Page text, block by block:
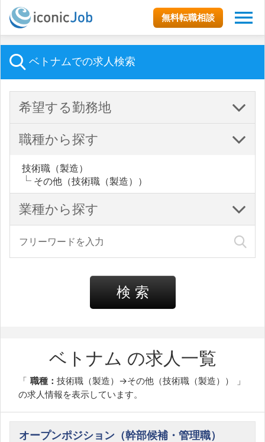
無料転職相談
ベトナムでの求人検索
希望する勤務地
職種から探す
技術職（製造）
その他（技術職（製造））
業種から探す
検 索
ベトナム の求人一覧
職種： 技術職（製造）→その他（技術職（製造））
の求人情報を表示しています。
オープンポジション（幹部候補・管理職）